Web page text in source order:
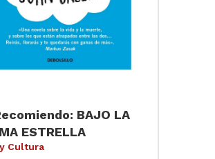
BAJO LA
ESTRELLA
Cultura